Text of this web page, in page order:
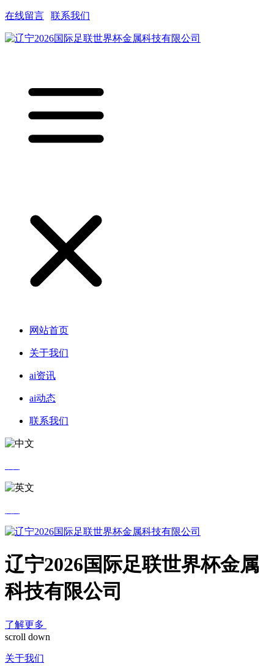
在线留言 联系我们
网站首页
关于我们
ai资讯
ai动态
联系我们
辽宁2026国际足联世界杯金属
科技有限公司
了解更多
scroll down
关于我们